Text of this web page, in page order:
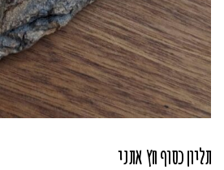
תליון כסוף חץ אתני